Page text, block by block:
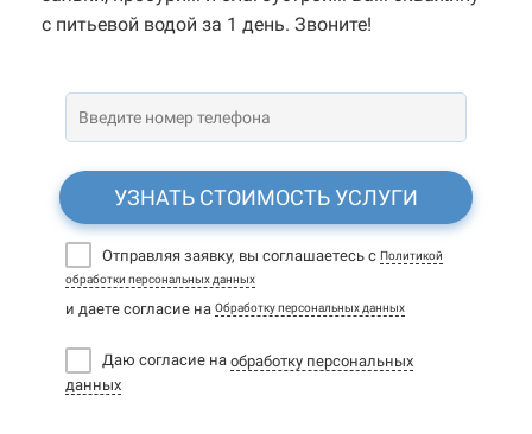
с питьевой водой за 1 день. Звоните!
УЗНАТЬ СТОИМОСТЬ УСЛУГИ
Отправляя заявку, вы соглашаетесь с Политикой
обработки персональных данных
и даете согласие на Обработку персональных данных
Даю согласие на обработку персональных
данных